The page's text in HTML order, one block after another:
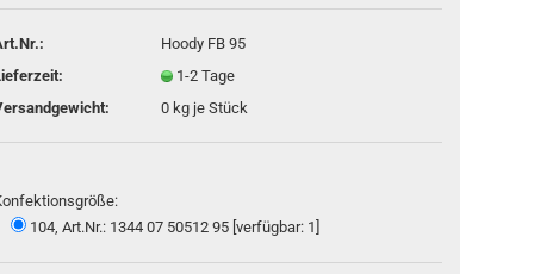
Hoody FB 95
1-2 Tage
0kg je Stück
104, Art.Nr.: 1344 07 50512 95 [verfügbar: 1]